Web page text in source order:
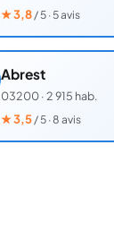
★3,8/ 5 · 5 avis
Abrest
03200·2 915 hab.
★3,5/ 5 · 8 avis